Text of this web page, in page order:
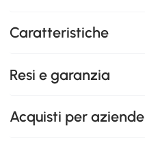
Caratteristiche
Resi e garanzia
Acquisti per aziende